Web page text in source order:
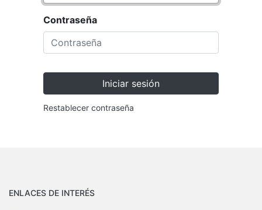
Contraseña
Iniciar sesión
Restablecer contraseña
ENLACES DE INTERÉS